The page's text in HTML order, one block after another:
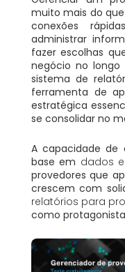
muito mais do
conexões
administrar
fazer escolhas
negócio no longo
sistema de
ferramenta de
estratégica
se consolidar no
A capacidade de
base em dados
provedores que
crescem com
relatórios para
como